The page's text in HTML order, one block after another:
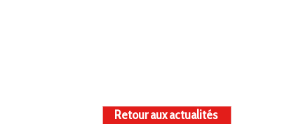
Retour aux actualités